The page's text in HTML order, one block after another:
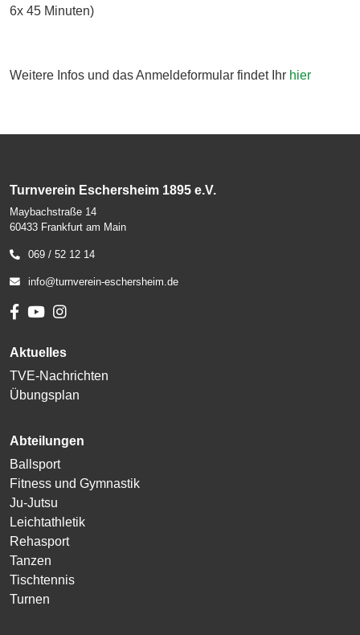
6x 45 Minuten)
Weitere Infos und das Anmeldeformular findet Ihr hier
Turnverein Eschersheim 1895 e.V.
Maybachstraße 14
60433 Frankfurt am Main
069 / 52 12 14
info@turnverein-eschersheim.de
Aktuelles
TVE-Nachrichten
Übungsplan
Abteilungen
Ballsport
Fitness und Gymnastik
Ju-Jutsu
Leichtathletik
Rehasport
Tanzen
Tischtennis
Turnen